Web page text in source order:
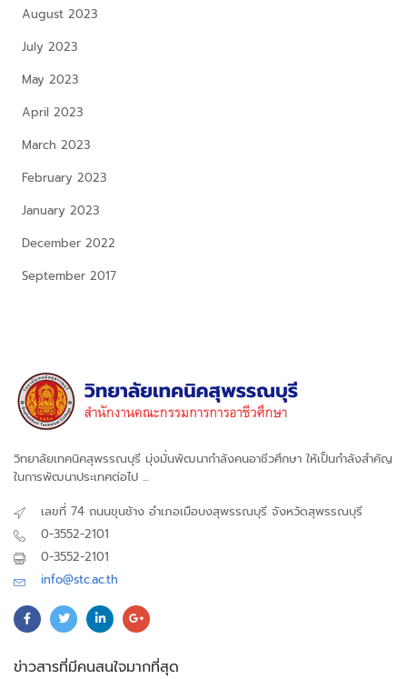
August 2023
July 2023
May 2023
April 2023
March 2023
February 2023
January 2023
December 2022
September 2017
วิทยาลัยเทคนิคสุพรรณบุรี มุ่งมั่นพัฒนากำลังคนอาชีวศึกษา ให้เป็นกำลังสำคัญ
ในการพัฒนาประเทศต่อไป ...
เลขที่ 74 ถนนขุนช้าง อำเภอเมือบงสุพรรณบุรี จังหวัดสุพรรณบุรี
0-3552-2101
0-3552-2101
info@stc.ac.th
ข่าวสารที่มีคนสนใจมากที่สุด